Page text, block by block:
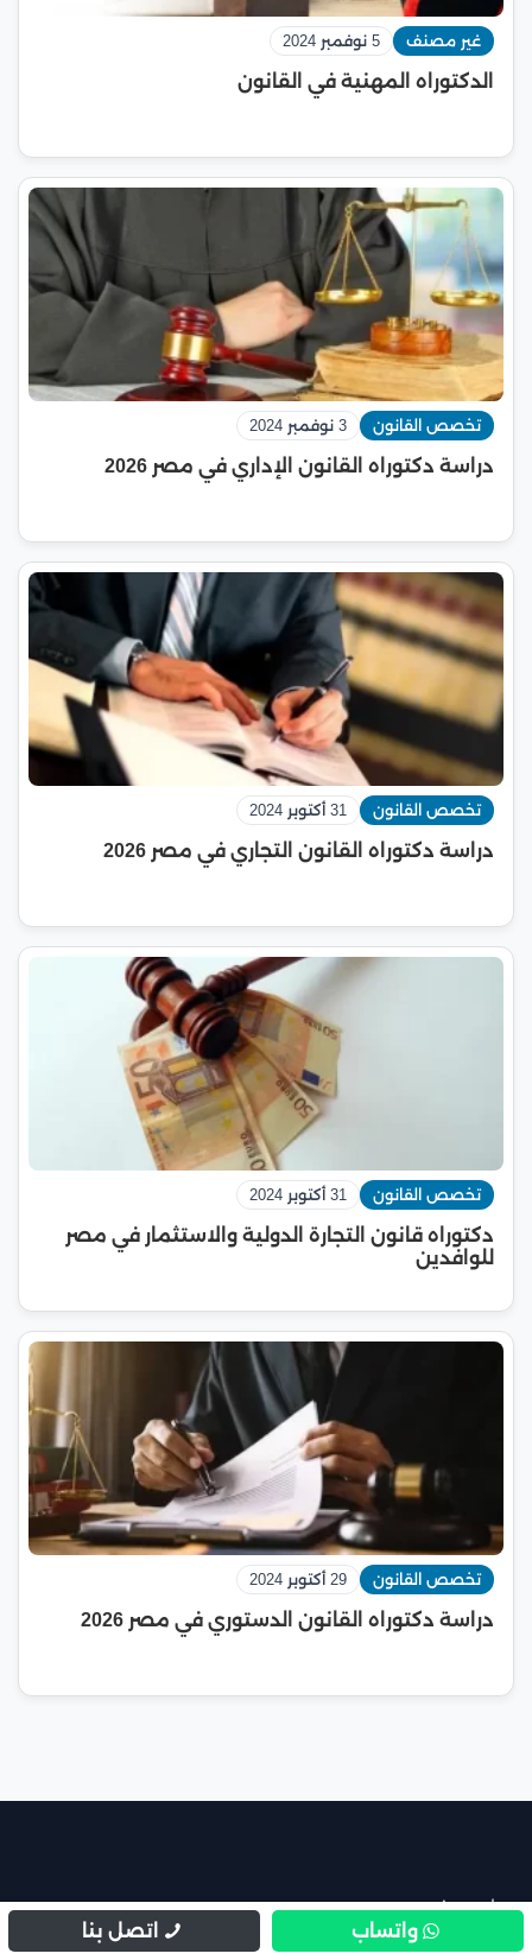
غير مصنف 5 نوفمبر 2024
الدكتوراه المهنية في القانون
تخصص القانون 3 نوفمبر 2024
دراسة دكتوراه القانون الإداري في مصر 2026
تخصص القانون 31 أكتوبر 2024
دراسة دكتوراه القانون التجاري في مصر 2026
تخصص القانون 31 أكتوبر 2024
دكتوراه قانون التجارة الدولية والاستثمار في مصر
للوافدين
تخصص القانون 29 أكتوبر 2024
دراسة دكتوراه القانون الدستوري في مصر 2026
ادرس في مصر
واتساب اتصل بنا